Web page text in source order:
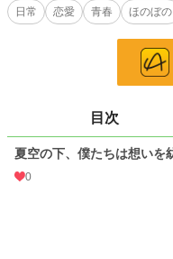
る。
夏樹は、凛に書くことの楽しさ
228,843 位 /
24h.ポイント 0 pt
日常
恋愛 青春 ほのぼの
目次
夏空の下、僕たちは想いを
0